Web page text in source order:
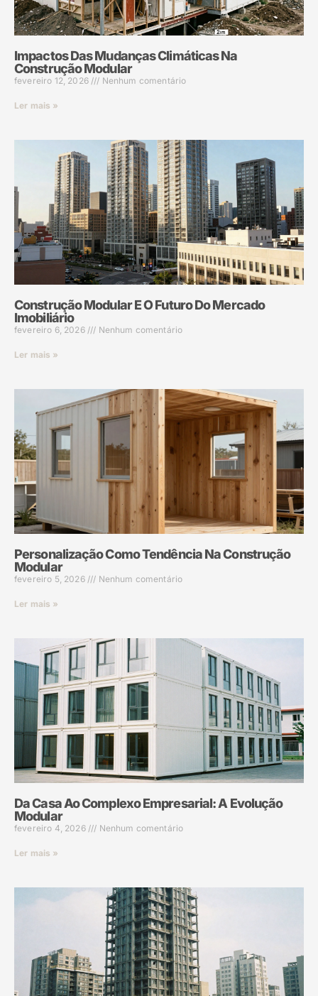
Impactos Das Mudanças Climáticas Na
Construção Modular
fevereiro 12, 2026 Nenhum comentário
Ler mais »
Construção Modular E O Futuro Do Mercado
Imobiliário
fevereiro 6, 2026 Nenhum comentário
Ler mais »
Personalização Como Tendência Na Construção
Modular
fevereiro 5, 2026 Nenhum comentário
Ler mais »
Da Casa Ao Complexo Empresarial: A Evolução
Modular
fevereiro 4, 2026 Nenhum comentário
Ler mais »